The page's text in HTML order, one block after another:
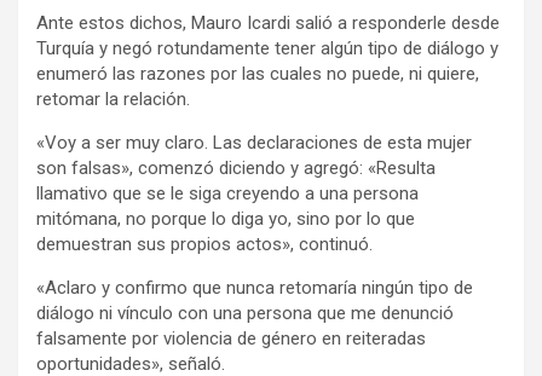
Ante estos dichos, Mauro Icardi salió a responderle desde
Turquía y negó rotundamente tener algún tipo de diálogo y
enumeró las razones por las cuales no puede, ni quiere,
retomar la relación.
«Voy a ser muy claro. Las declaraciones de esta mujer
son falsas», comenzó diciendo y agregó: «Resulta
llamativo que se le siga creyendo a una persona
mitómana, no porque lo diga yo, sino por lo que
demuestran sus propios actos», continuó.
«Aclaro y confirmo que nunca retomaría ningún tipo de
diálogo ni vínculo con una persona que me denunció
falsamente por violencia de género en reiteradas
oportunidades», señaló.